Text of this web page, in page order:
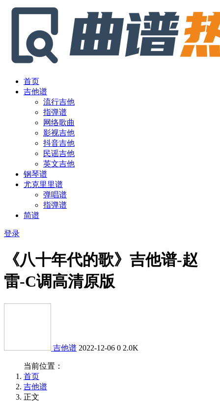
首页
吉他谱
流行吉他
指弹谱
网络歌曲
影视吉他
抖音吉他
民谣吉他
英文吉他
钢琴谱
尤克里里谱
弹唱谱
指弹谱
简谱
登录
《八十年代的歌》吉他谱-赵
雷-C调高清原版
吉他谱 2022-12-06 0 2.0K
当前位置：
首页
吉他谱
正文